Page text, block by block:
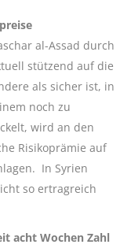
al-Assad durch
stützend auf die
als sicher ist, in
noch zu
wird an den
Risikoprämie auf
In Syrien
so ertragreich
acht Wochen Zahl